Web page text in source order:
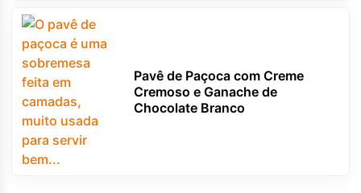
Pavê de Paçoca com Creme
Cremoso e Ganache de
Chocolate Branco